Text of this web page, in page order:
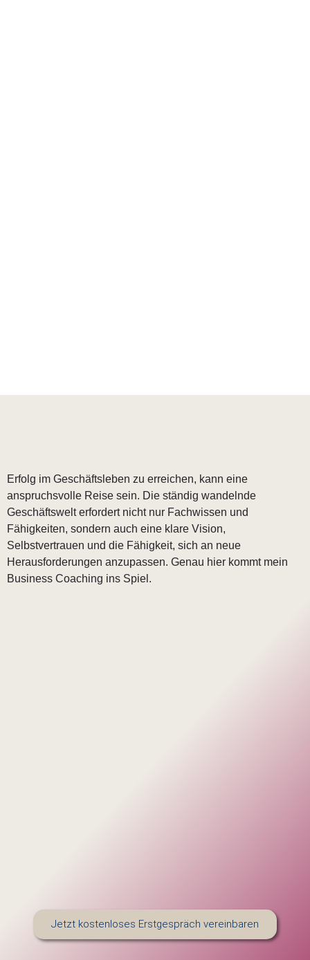
Erfolg im Geschäftsleben zu erreichen, kann eine
anspruchsvolle Reise sein. Die ständig wandelnde
Geschäftswelt erfordert nicht nur Fachwissen und
Fähigkeiten, sondern auch eine klare Vision,
Selbstvertrauen und die Fähigkeit, sich an neue
Herausforderungen anzupassen. Genau hier kommt mein
Business Coaching ins Spiel.
Jetzt kostenloses Erstgespräch vereinbaren